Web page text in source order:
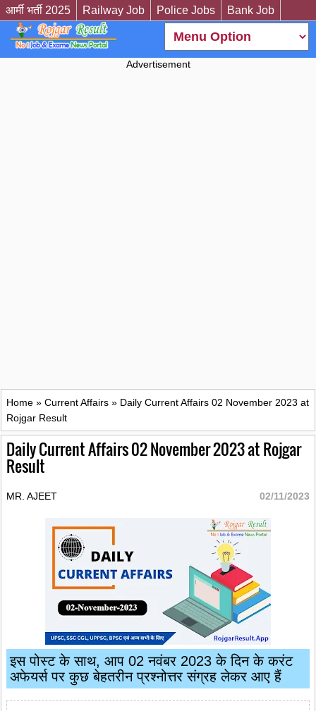
आर्मी भर्ती 2025 Railway Job Police Jobs Bank Job
Advertisement
Home » Current Affairs » Daily Current Affairs 02 November 2023 at
Rojgar Result
Daily Current Affairs 02 November 2023 at Rojgar
Result
MR. AJEET 02/11/2023
इस पोस्ट के साथ, आप 02 नवंबर 2023 के दिन के करंट
अफेयर्स पर कुछ बेहतरीन प्रश्नोत्तर संग्रह लेकर आए हैं